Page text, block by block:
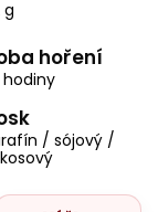
g
hoření
hodiny
/ sójový /